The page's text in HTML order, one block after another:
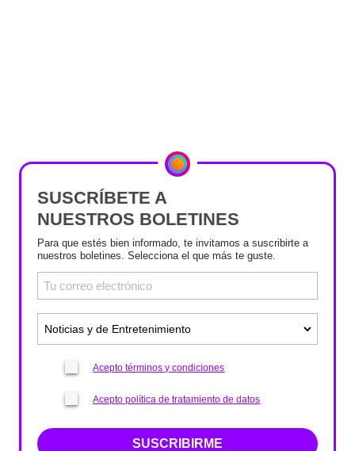
SUSCRÍBETE A
NUESTROS BOLETINES
Para que estés bien informado, te invitamos a suscribirte a
nuestros boletines. Selecciona el que más te guste.
Acepto términos y condiciones
Acepto política de tratamiento de datos
SUSCRIBIRME